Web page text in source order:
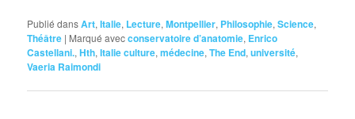
Publié dansArt,Italie, Lecture,Montpellier, Philosophie,Science,
Théâtre | Marqué avecconservatoire d’anatomie, Enrico
Castellani.,Hth,Italie culture,médecine,The End,université,
Vaeria Raimondi